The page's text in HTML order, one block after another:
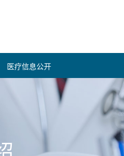
医疗信息公开